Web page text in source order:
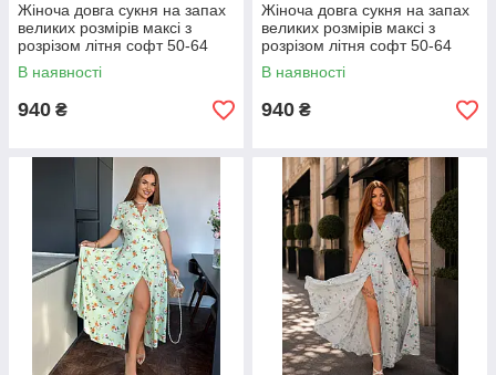
Жіноча довга сукня на запах
великих розмірів максі з
розрізом літня софт 50-64
В наявності
940 ₴
Жіноча довга сукня на запах
великих розмірів максі з
розрізом літня софт 50-64
В наявності
940 ₴